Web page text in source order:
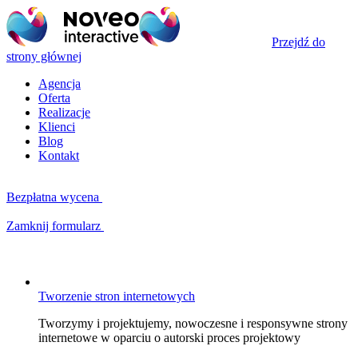
Przejdź do
strony głównej
Agencja
Oferta
Realizacje
Klienci
Blog
Kontakt
Bezpłatna wycena
Zamknij formularz
Tworzenie stron internetowych
Tworzymy i projektujemy, nowoczesne i responsywne strony
internetowe w oparciu o autorski proces projektowy